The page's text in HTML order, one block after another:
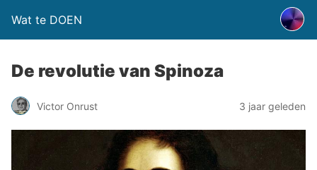
Wat te DOEN
De revolutie van Spinoza
Victor Onrust 3 jaar geleden